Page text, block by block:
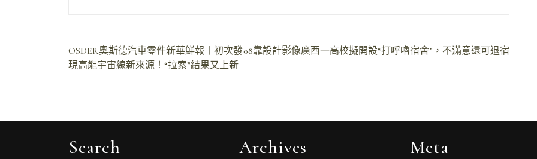
文
章
覽
08靠設計影像廣西一高校擬開設“打呼嚕宿舍”，不滿意還可退宿
OSDER奧斯德汽車零件新華鮮報丨初次發
現高能宇宙線新來源！“拉索”結果又上新
Search Archives Meta